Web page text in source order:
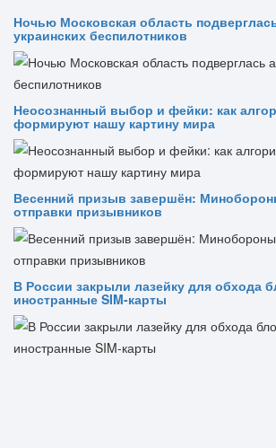
Ночью Московская область
украинских беспилотников
Неосознанный выбор и фейки: как
формируют нашу картину мира
Весенний призыв завершён:
отправки призывников
В России закрыли лазейку для обхода
иностранные SIM-карты